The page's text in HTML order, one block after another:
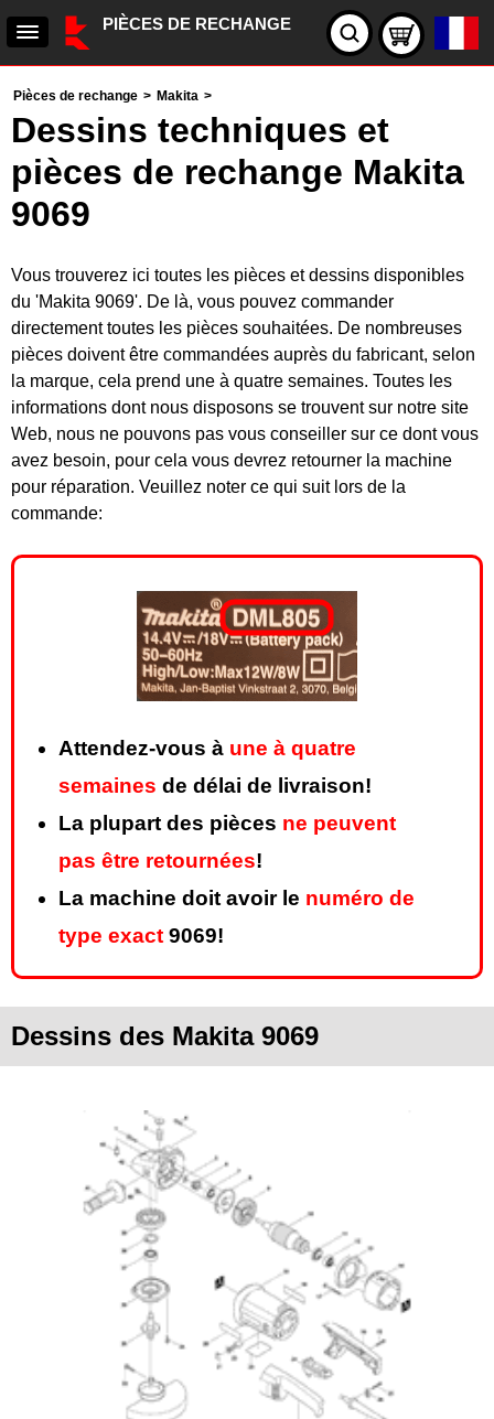
PIÈCES DE RECHANGE
Pièces de rechange > Makita >
Dessins techniques et
pièces de rechange Makita
9069
Vous trouverez ici toutes les pièces et dessins disponibles
du 'Makita 9069'. De là, vous pouvez commander
directement toutes les pièces souhaitées. De nombreuses
pièces doivent être commandées auprès du fabricant, selon
la marque, cela prend une à quatre semaines. Toutes les
informations dont nous disposons se trouvent sur notre site
Web, nous ne pouvons pas vous conseiller sur ce dont vous
avez besoin, pour cela vous devrez retourner la machine
pour réparation. Veuillez noter ce qui suit lors de la
commande:
Attendez-vous à une à quatre
semaines de délai de livraison!
La plupart des pièces ne peuvent
pas être retournées!
La machine doit avoir le numéro de
type exact 9069!
Dessins des Makita 9069